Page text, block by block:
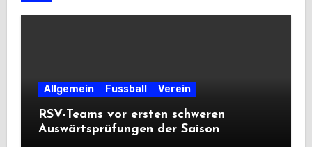
Allgemein Fussball Verein
RSV-Teams vor ersten schweren
Auswärtsprüfungen der Saison